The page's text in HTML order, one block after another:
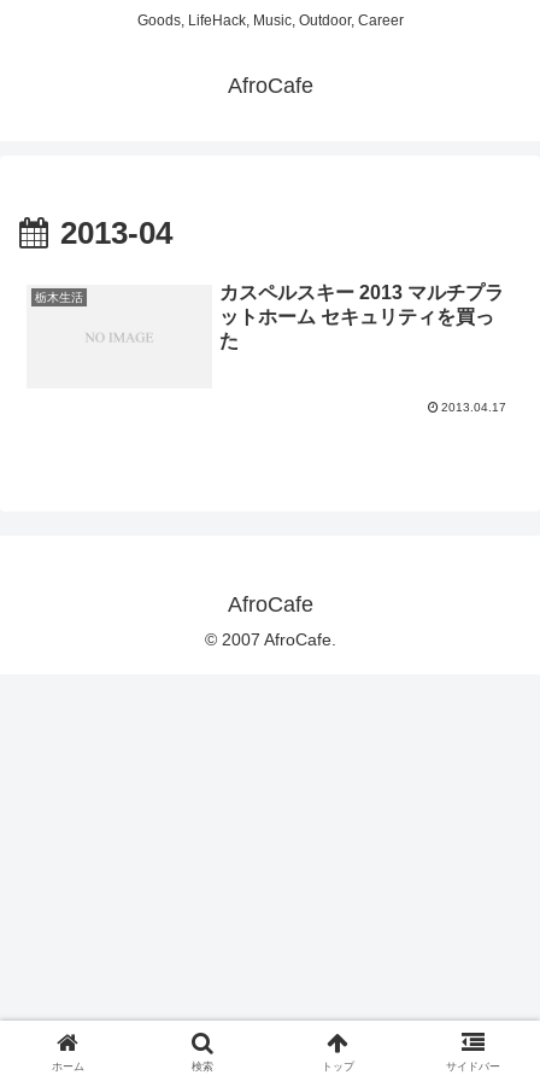
Goods, LifeHack, Music, Outdoor, Career
AfroCafe
2013-04
栃木生活
カスペルスキー 2013 マルチプラ
ットホーム セキュリティを買っ
た
2013.04.17
AfroCafe
© 2007 AfroCafe.
ホーム 検索 トップ サイドバー